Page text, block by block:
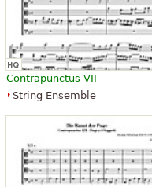
Contrapunctus VII
String Ensemble